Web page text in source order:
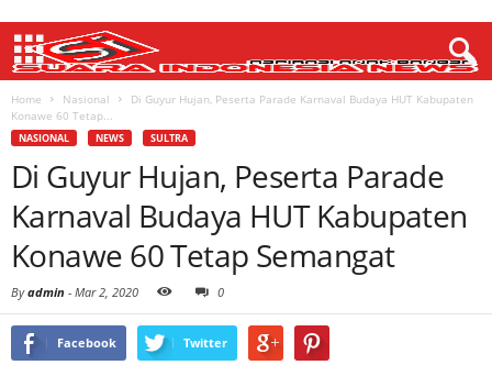
Home Nasional
Di Guyur Hujan, Peserta Parade Karnaval Budaya HUT Kabupaten
Konawe 60 Tetap...
NASIONAL NEWS SULTRA
Di Guyur Hujan, Peserta Parade
Karnaval Budaya HUT Kabupaten
Konawe 60 Tetap Semangat
Byadmin - Mar 2, 2020 0
Facebook Twitter